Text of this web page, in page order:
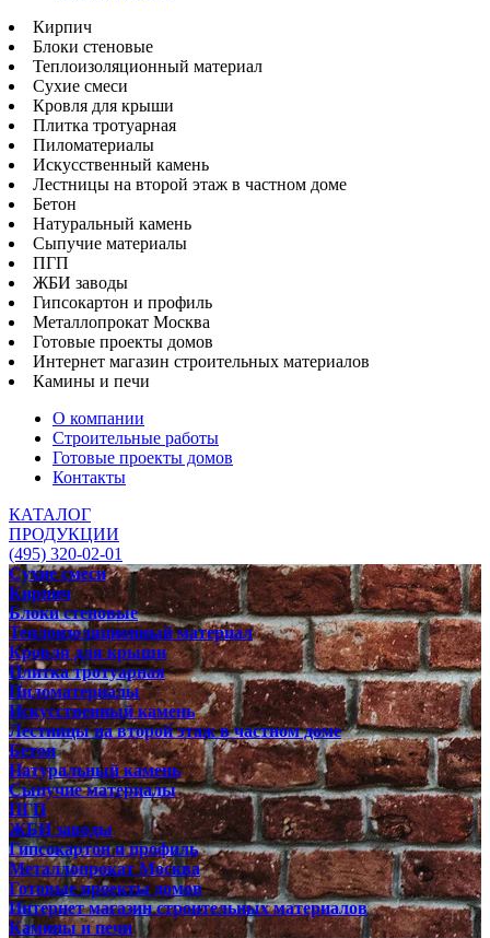
Кирпич
Блоки стеновые
Теплоизоляционный материал
Сухие смеси
Кровля для крыши
Плитка тротуарная
Пиломатериалы
Искусственный камень
Лестницы на второй этаж в частном доме
Бетон
Натуральный камень
Сыпучие материалы
ПГП
ЖБИ заводы
Гипсокартон и профиль
Металлопрокат Москва
Готовые проекты домов
Интернет магазин строительных материалов
Камины и печи
О компании
Строительные работы
Готовые проекты домов
Контакты
КАТАЛОГ
ПРОДУКЦИИ
(495) 320-02-01
Сухие смеси
Кирпич
Блоки стеновые
Теплоизоляционный материал
Кровля для крыши
Плитка тротуарная
Пиломатериалы
Искусственный камень
Лестницы на второй этаж в частном доме
Бетон
Натуральный камень
Сыпучие материалы
ПГП
ЖБИ заводы
Гипсокартон и профиль
Металлопрокат Москва
Готовые проекты домов
Интернет магазин строительных материалов
Камины и печи